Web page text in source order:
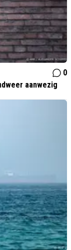
0
aanwezig